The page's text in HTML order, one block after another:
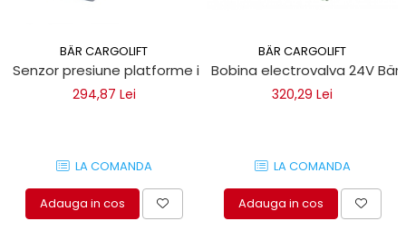
BÄR CARGOLIFT
Senzor presiune platforme incarcare Bar Cargolift
294,87 Lei
LA COMANDA
Adauga in cos
BÄR CARGOLIFT
Bobina electrovalva 24V
320,29 Lei
LA COMANDA
Adauga in cos